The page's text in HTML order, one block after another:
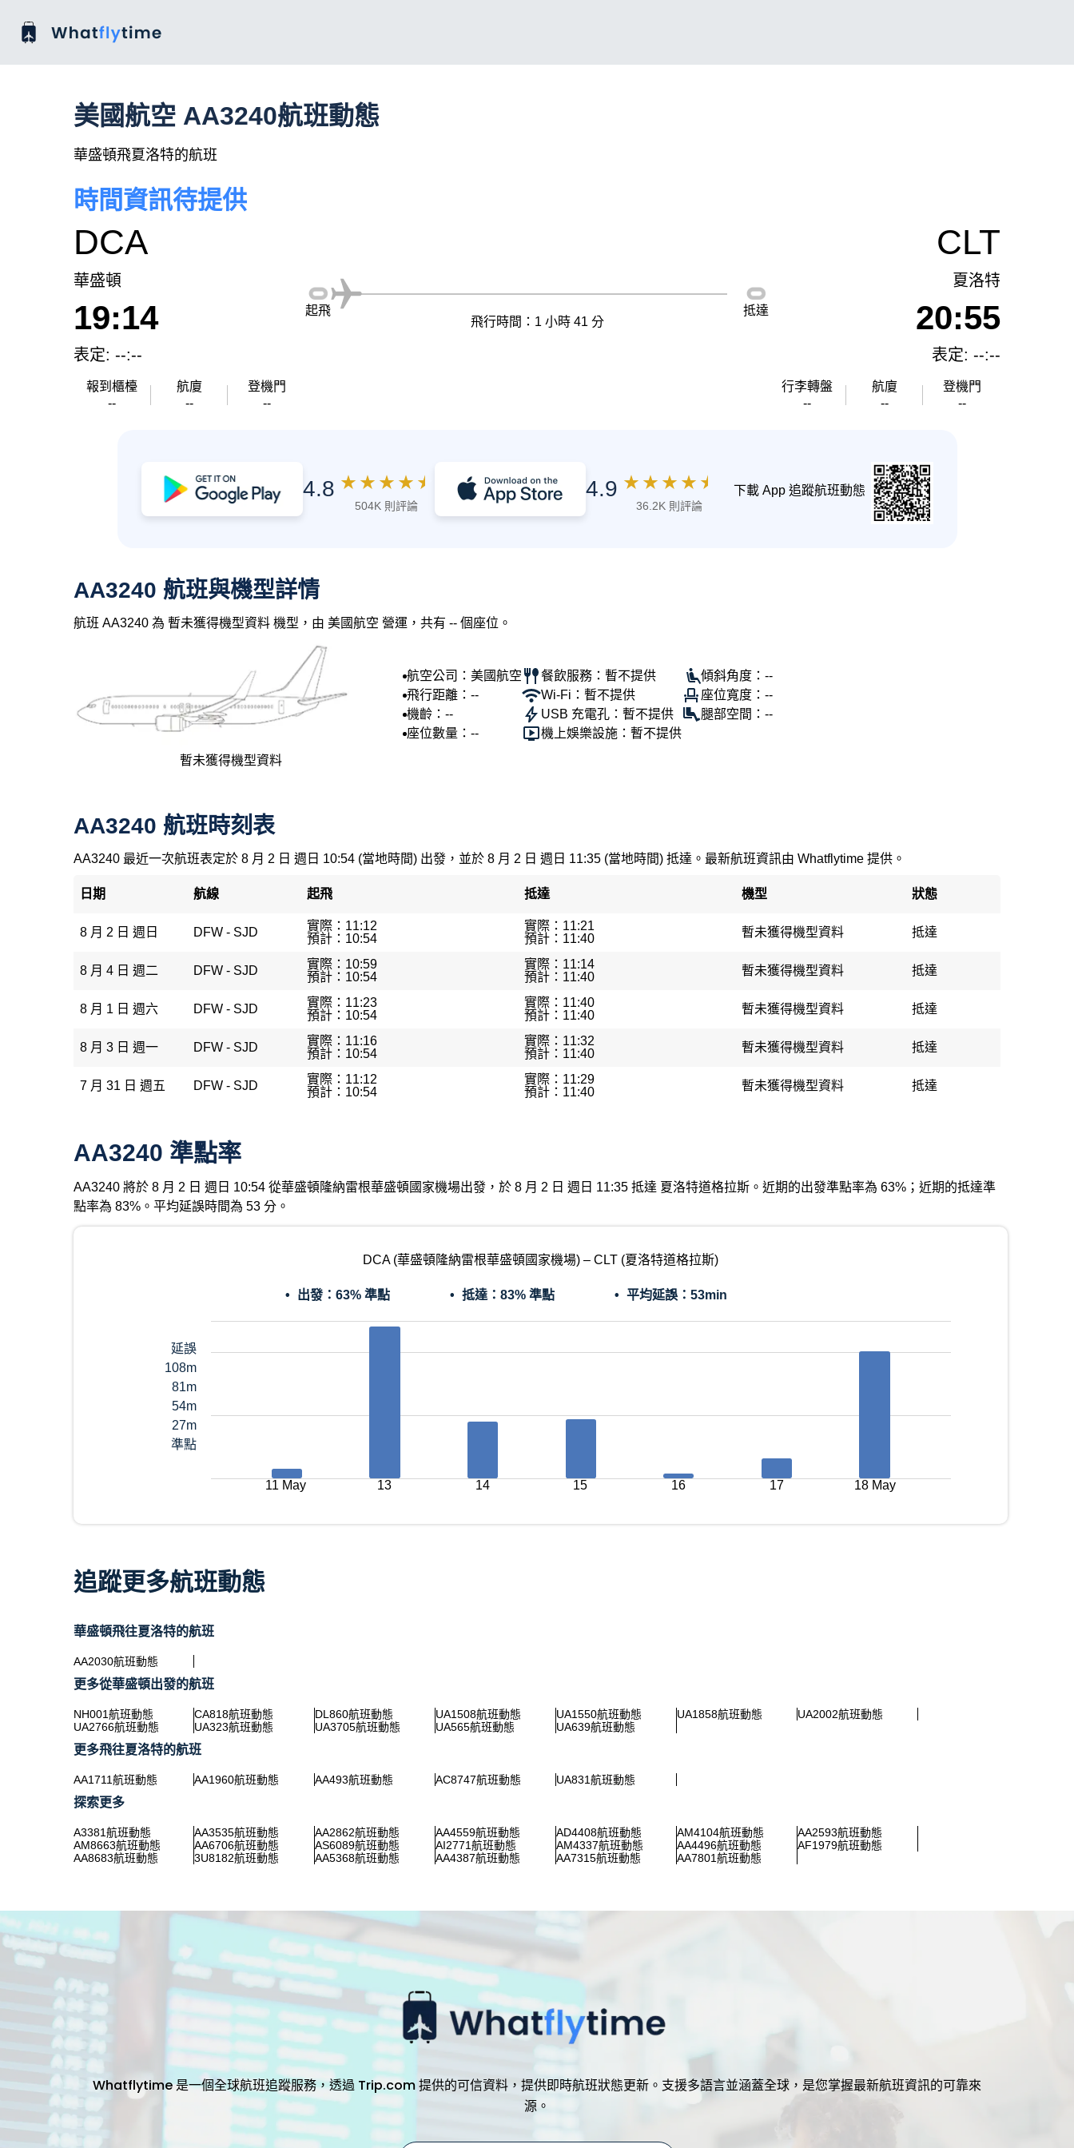
美國航空 AA3240航班動態
華盛頓飛夏洛特的航班
時間資訊待提供
DCA
華盛頓
19:14
表定: --:--
報到櫃檯
--
航廈
--
登機門
--
起飛
飛行時間：1 小時 41 分
抵達
CLT
夏洛特
20:55
表定: --:--
行李轉盤
--
航廈
--
登機門
--
4.8 ★ ★ ★ ★ ★
504K 則評論
4.9 ★ ★ ★ ★ ★
36.2K 則評論
下載 App 追蹤航班動態
AA3240 航班與機型詳情
航班 AA3240 為 暫未獲得機型資料 機型，由 美國航空 營運，共有 -- 個座位。
暫未獲得機型資料
航空公司：美國航空
飛行距離：--
機齡：--
座位數量：--
餐飲服務：暫不提供
Wi-Fi：暫不提供
USB 充電孔：暫不提供
機上娛樂設施：暫不提供
傾斜角度：--
座位寬度：--
腿部空間：--
AA3240 航班時刻表
AA3240 最近一次航班表定於 8 月 2 日 週日 10:54 (當地時間) 出發，並於 8 月 2 日 週日 11:35 (當地時間) 抵達。最新航班資訊由 Whatflytime 提供。
日期 航線 起飛 抵達 機型 狀態
8 月 2 日 週日 DFW - SJD
實際：11:12
預計：10:54
實際：11:21
預計：11:40
暫未獲得機型資料 抵達
8 月 4 日 週二 DFW - SJD
實際：10:59
預計：10:54
實際：11:14
預計：11:40
暫未獲得機型資料 抵達
8 月 1 日 週六 DFW - SJD
實際：11:23
預計：10:54
實際：11:40
預計：11:40
暫未獲得機型資料 抵達
8 月 3 日 週一 DFW - SJD
實際：11:16
預計：10:54
實際：11:32
預計：11:40
暫未獲得機型資料 抵達
7 月 31 日 週五 DFW - SJD
實際：11:12
預計：10:54
實際：11:29
預計：11:40
暫未獲得機型資料 抵達
AA3240 準點率
AA3240 將於 8 月 2 日 週日 10:54 從華盛頓隆納雷根華盛頓國家機場出發，於 8 月 2 日 週日 11:35 抵達 夏洛特道格拉斯。近期的出發準點率為 63%；近期的抵達準
點率為 83%。平均延誤時間為 53 分。
DCA (華盛頓隆納雷根華盛頓國家機場) – CLT (夏洛特道格拉斯)
出發： 63% 準點 抵達： 83% 準點 平均延誤： 53min
延誤
108m
81m
54m
27m
準點
11 May 13 14 15 16 17 18 May
追蹤更多航班動態
華盛頓飛往夏洛特的航班
AA2030航班動態
更多從華盛頓出發的航班
NH001航班動態 CA818航班動態 DL860航班動態 UA1508航班動態 UA1550航班動態 UA1858航班動態
UA2002航班動態
UA2766航班動態
UA323航班動態 UA3705航班動態 UA565航班動態 UA639航班動態
更多飛往夏洛特的航班
AA1711航班動態 AA1960航班動態 AA493航班動態 AC8747航班動態 UA831航班動態
探索更多
A3381航班動態 AA3535航班動態 AA2862航班動態 AA4559航班動態 AD4408航班動態 AM4104航班動態
AA2593航班動態
AM8663航班動態
AA6706航班動態 AS6089航班動態 AI2771航班動態 AM4337航班動態 AA4496航班動態
AF1979航班動態
AA8683航班動態
3U8182航班動態 AA5368航班動態 AA4387航班動態 AA7315航班動態 AA7801航班動態
Whatflytime 是一個全球航班追蹤服務，透過 Trip.com 提供的可信資料，提供即時航班狀態更新。支援多語言並涵蓋全球，是您掌握最新航班資訊的可靠來
源。